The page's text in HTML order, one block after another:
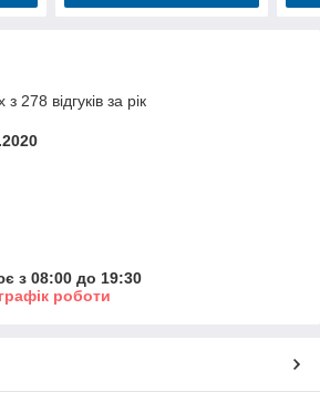
278 відгуків за рік
з 08:00 до 19:30
роботи